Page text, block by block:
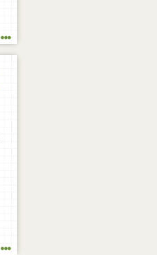
...
...